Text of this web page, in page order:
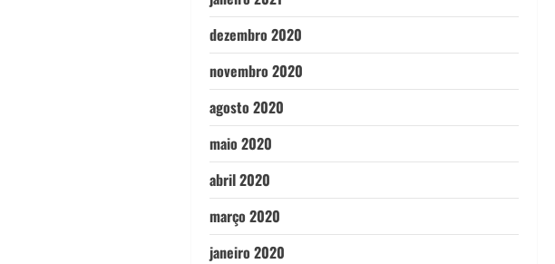
dezembro 2020
novembro 2020
agosto 2020
maio 2020
abril 2020
março 2020
janeiro 2020